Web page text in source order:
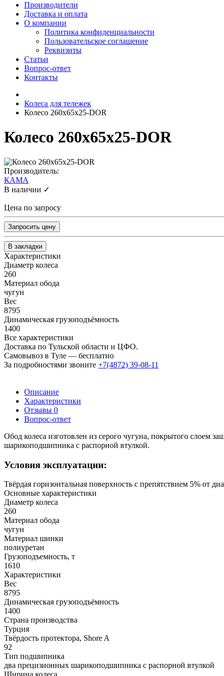
Производители
Доставка и оплата
О компании
Политика конфиденциальности
Пользовательское соглашение
Реквизиты
Статьи
Вопрос-ответ
Контакты
Колеса для тележек
Колесо 260x65x25-DOR
Колесо 260x65x25-DOR
Производитель:
КАМА
В наличии ✓
Цена по запросу
Запросить цену
В закладки
Характеристики
Диаметр колеса
260
Материал обода
чугун
Вес
8795
Динамическая грузоподъёмность
1400
Все характеристики
Доставка по Тульской области и ЦФО.
Самовывоз в Туле — бесплатно
За подробностями звоните +7(4872) 39-08-11
Описание
Характеристики
Отзывы 0
Вопрос-ответ
Обод колеса изготовлен из серого чугуна, покрытого слоем
шарикоподшипника с распорной втулкой.
Условия эксплуатации:
Твёрдая горизонтальная поверхность с препятствием 5% от
Основные характеристики
Диаметр колеса
260
Материал обода
чугун
Материал шинки
полиуретан
Грузоподъемность, т
1610
Характеристики
Вес
8795
Динамическая грузоподъёмность
1400
Страна производства
Турция
Твёрдость протектора, Shore A
92
Тип подшипника
два прецизионных шарикоподшипника с распорной втулкой